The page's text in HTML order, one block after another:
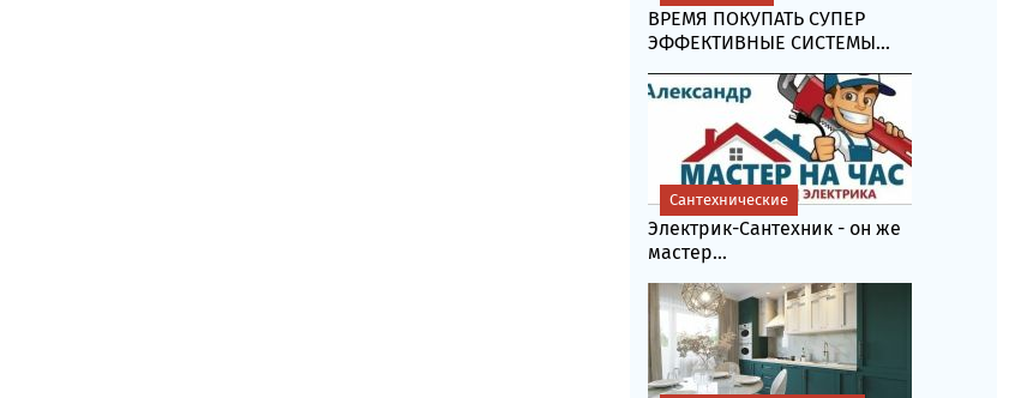
ВРЕМЯ ПОКУПАТЬ СУПЕР
ЭФФЕКТИВНЫЕ СИСТЕМЫ...
Электрик-Сантехник - он же
мастер...
Сантехнические